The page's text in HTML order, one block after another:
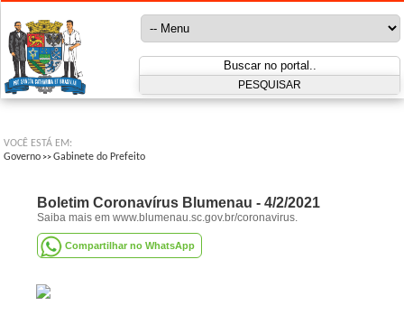
VOCÊ ESTÁ EM:
Governo >>Gabinete do Prefeito
Boletim Coronavírus Blumenau - 4/2/2021
Saiba mais em www.blumenau.sc.gov.br/coronavirus.
Compartilhar no WhatsApp